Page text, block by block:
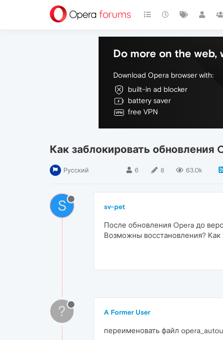
Do more on the web,
Download Opera browser with:
built-in ad blocker
battery saver
free VPN
Как заблокировать обновления
Русский 6 8 63.0k
S sv-pet
После обновления Opera до
Возможны восстановления? Как
? A Former User
переименовать файл